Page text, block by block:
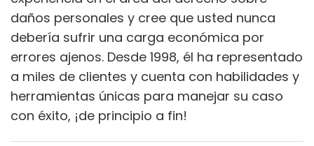
daños personales y cree que usted nunca
debería sufrir una carga económica por
errores ajenos. Desde 1998, él ha representado
a miles de clientes y cuenta con habilidades y
herramientas únicas para manejar su caso
con éxito, ¡de principio a fin!